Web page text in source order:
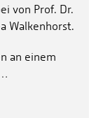
von Prof. Dr.
Walkenhorst.
an einem